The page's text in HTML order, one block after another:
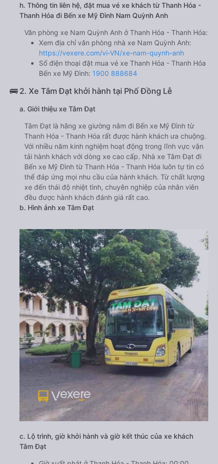
h. Thông tin liên hệ, đặt mua vé xe khách từ Thanh Hóa -
Thanh Hóa đi Bến xe Mỹ Đình Nam Quỳnh Anh
Văn phòng xe Nam Quỳnh Anh ở Thanh Hóa - Thanh Hóa:
Xem địa chỉ văn phòng nhà xe Nam Quỳnh Anh:
https://vexere.com/vi-VN/xe-nam-quynh-anh
Số điện thoại đặt mua vé xe Thanh Hóa - Thanh Hóa
Bến xe Mỹ Đình: 1900 888684
🚌 2. Xe Tâm Đạt khởi hành tại Phố Đồng Lễ
a. Giới thiệu xe Tâm Đạt
Tâm Đạt là hãng xe giường nằm đi Bến xe Mỹ Đình từ
Thanh Hóa - Thanh Hóa rất được hành khách ưa chuộng.
Với nhiều năm kinh nghiệm hoạt động trong lĩnh vực vận
tải hành khách với dòng xe cao cấp. Nhà xe Tâm Đạt đi
Bến xe Mỹ Đình từ Thanh Hóa - Thanh Hóa luôn tự tin có
thể đáp ứng mọi nhu cầu của hành khách. Từ chất lượng
xe đến thái độ nhiệt tình, chuyên nghiệp của nhân viên
đều được hành khách đánh giá rất cao.
b. Hình ảnh xe Tâm Đạt
c. Lộ trình, giờ khởi hành và giờ kết thúc của xe khách
Tâm Đạt